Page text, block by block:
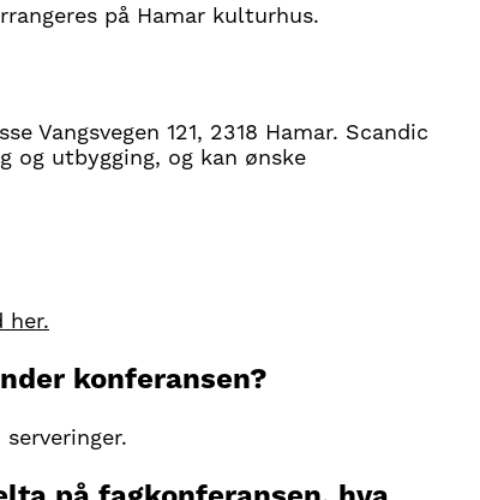
på Hamar kulturhus.
Vangsvegen 121, 2318 Hamar. Scandic
og utbygging, og kan ønske
her.
konferansen?